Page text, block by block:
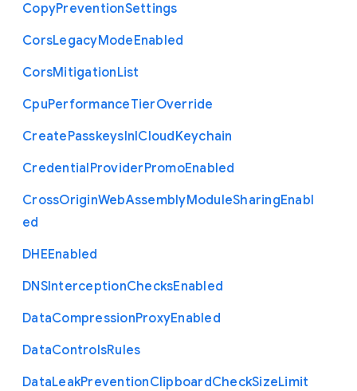
CopyPreventionSettings
CorsLegacyModeEnabled
CorsMitigationList
CpuPerformanceTierOverride
CreatePasskeysInICloudKeychain
CredentialProviderPromoEnabled
CrossOriginWebAssemblyModuleSharingEnabl
ed
DHEEnabled
DNSInterceptionChecksEnabled
DataCompressionProxyEnabled
DataControlsRules
DataLeakPreventionClipboardCheckSizeLimit